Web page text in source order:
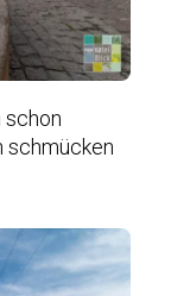
schon
schmücken